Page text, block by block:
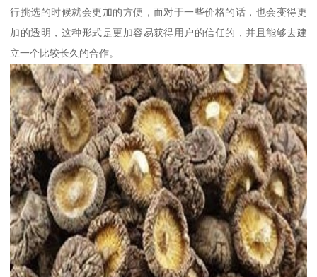
行挑选的时候就会更加的方便，而对于一些价格的话，也会变得更
加的透明，这种形式是更加容易获得用户的信任的，并且能够去建
立一个比较长久的合作。